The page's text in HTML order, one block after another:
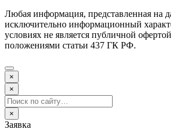
Любая информация, представленная на
исключительно информационный
условиях не является публичной
положениями статьи 437 ГК РФ.
×
×
×
Заявка